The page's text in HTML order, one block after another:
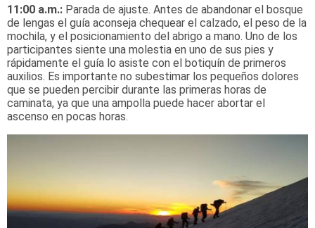
11:00 a.m.: Parada de ajuste. Antes de abandonar el bosque
de lengas el guía aconseja chequear el calzado, el peso de la
mochila, y el posicionamiento del abrigo a mano. Uno de los
participantes siente una molestia en uno de sus pies y
rápidamente el guía lo asiste con el botiquín de primeros
auxilios. Es importante no subestimar los pequeños dolores
que se pueden percibir durante las primeras horas de
caminata, ya que una ampolla puede hacer abortar el
ascenso en pocas horas.